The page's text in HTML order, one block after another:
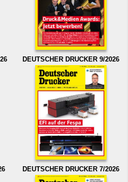
DEUTSCHER DRUCKER 9/2026
DEUTSCHER DRUCKER 7/2026